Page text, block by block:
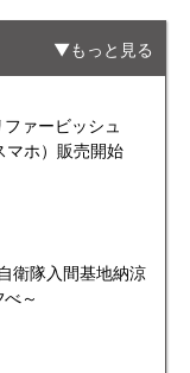
もっと見る
ファービッシュ
マホ）販売開始
衛隊入間基地納涼
～